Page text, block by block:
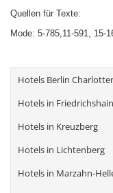
Quellen für Texte:
Mode: 5-785,11-591, 15-
Hotels Berlin
Hotels in Friedrichshain
Hotels in Kreuzberg
Hotels in Lichtenberg
Hotels in Marzahn-